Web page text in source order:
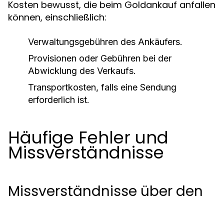
Kosten bewusst, die beim Goldankauf anfallen
können, einschließlich:
Verwaltungsgebühren des Ankäufers.
Provisionen oder Gebühren bei der
Abwicklung des Verkaufs.
Transportkosten, falls eine Sendung
erforderlich ist.
Häufige Fehler und
Missverständnisse
Missverständnisse über den